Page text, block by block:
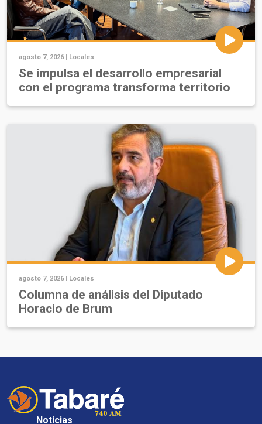
agosto 7, 2026 | Locales
Se impulsa el desarrollo empresarial
con el programa transforma territorio
agosto 7, 2026 | Locales
Columna de análisis del Diputado
Horacio de Brum
Noticias